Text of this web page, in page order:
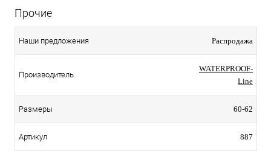
Прочие
Наши предложения Распродажа
Производитель
WATERPROOF-
Line
Размеры 60-62
Артикул 887